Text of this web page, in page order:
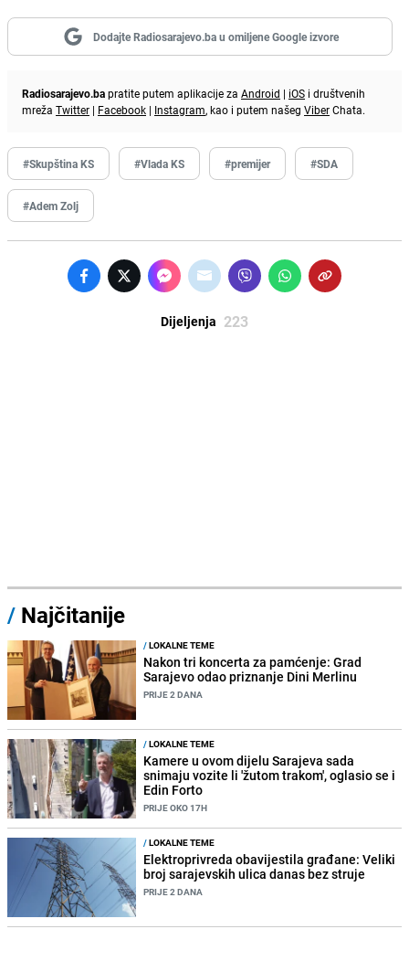
Dodajte Radiosarajevo.ba u omiljene Google izvore
Radiosarajevo.bapratite putem aplikacije za Android | iOS i društvenih
mreža Twitter | Facebook | Instagram, kao i putem našeg ViberChata.
#Skupština KS #Vlada KS #premijer #SDA
#Adem Zolj
Dijeljenja 223
/ Najčitanije
/LOKALNE TEME
Nakon tri koncerta za pamćenje: Grad
Sarajevo odao priznanje Dini Merlinu
PRIJE 2 DANA
/LOKALNE TEME
Kamere u ovom dijelu Sarajeva sada
snimaju vozite li 'žutom trakom', oglasio se i
Edin Forto
PRIJE OKO 17H
/LOKALNE TEME
Elektroprivreda obavijestila građane: Veliki
broj sarajevskih ulica danas bez struje
PRIJE 2 DANA